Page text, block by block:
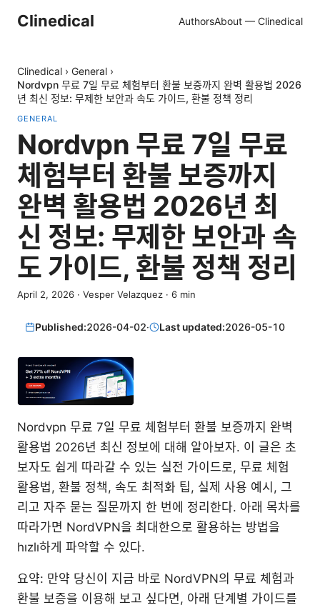
Clinedical AuthorsAbout — Clinedical
Clinedical › General ›
Nordvpn 무료 7일 무료 체험부터 환불 보증까지 완벽 활용법 2026
년 최신 정보: 무제한 보안과 속도 가이드, 환불 정책 정리
GENERAL
Nordvpn 무료 7일 무료
체험부터 환불 보증까지
완벽 활용법 2026년 최
신 정보: 무제한 보안과 속
도 가이드, 환불 정책 정리
April 2, 2026 · Vesper Velazquez · 6 min
Published:2026-04-02· Last updated:2026-05-10
Nordvpn 무료 7일 무료 체험부터 환불 보증까지 완벽
활용법 2026년 최신 정보에 대해 알아보자. 이 글은 초
보자도 쉽게 따라갈 수 있는 실전 가이드로, 무료 체험
활용법, 환불 정책, 속도 최적화 팁, 실제 사용 예시, 그
리고 자주 묻는 질문까지 한 번에 정리한다. 아래 목차를
따라가면 NordVPN을 최대한으로 활용하는 방법을
hızlı하게 파악할 수 있다.
요약: 만약 당신이 지금 바로 NordVPN의 무료 체험과
환불 보증을 이용해 보고 싶다면, 아래 단계별 가이드를